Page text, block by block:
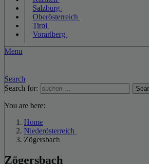
Salzburg
Oberösterreich
Tirol
Vorarlberg
Menu
Search
Search for:
You are here:
Home
Niederösterreich
Zögersbach
Zögersbach